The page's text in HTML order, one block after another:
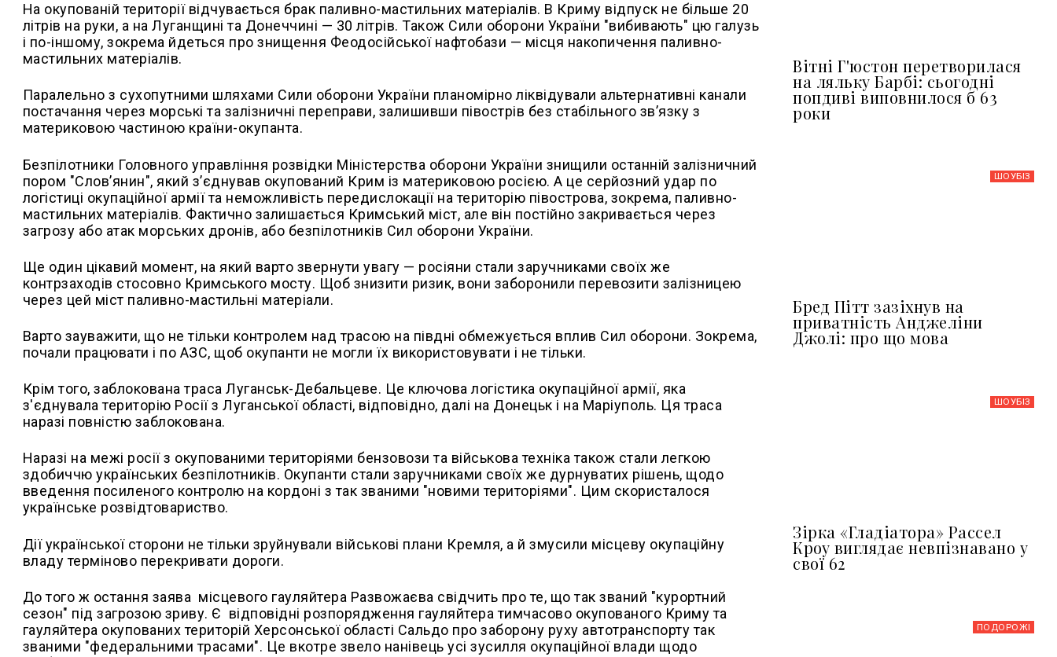
На окупованій території відчувається брак паливно-мастильних матеріалів. В Криму відпуск не більше 20
літрів на руки, а на Луганщині та Донеччині — 30 літрів. Також Сили оборони України "вибивають" цю галузь
і по-іншому, зокрема йдеться про знищення Феодосійської нафтобази — місця накопичення паливно-
мастильних матеріалів.
Паралельно з сухопутними шляхами Сили оборони України планомірно ліквідували альтернативні канали
постачання через морські та залізничні переправи, залишивши півострів без стабільного зв’язку з
материковою частиною країни-окупанта.
Безпілотники Головного управління розвідки Міністерства оборони України знищили останній залізничний
пором "Слов’янин", який з’єднував окупований Крим із материковою росією. А це серйозний удар по
логістиці окупаційної армії та неможливість передислокації на територію півострова, зокрема, паливно-
мастильних матеріалів. Фактично залишається Кримський міст, але він постійно закривається через
загрозу або атак морських дронів, або безпілотників Сил оборони України.
Ще один цікавий момент, на який варто звернути увагу — росіяни стали заручниками своїх же
контрзаходів стосовно Кримського мосту. Щоб знизити ризик, вони заборонили перевозити залізницею
через цей міст паливно-мастильні матеріали.
Варто зауважити, що не тільки контролем над трасою на півдні обмежується вплив Сил оборони. Зокрема,
почали працювати і по АЗС, щоб окупанти не могли їх використовувати і не тільки.
Крім того, заблокована траса Луганськ-Дебальцеве. Це ключова логістика окупаційної армії, яка
з'єднувала територію Росії з Луганської області, відповідно, далі на Донецьк і на Маріуполь. Ця траса
наразі повністю заблокована.
Наразі на межі росії з окупованими територіями бензовози та військова техніка також стали легкою
здобиччю українських безпілотників. Окупанти стали заручниками своїх же дурнуватих рішень, щодо
введення посиленого контролю на кордоні з так званими "новими територіями". Цим скористалося
українське розвідтовариство.
Дії української сторони не тільки зруйнували військові плани Кремля, а й змусили місцеву окупаційну
владу терміново перекривати дороги.
До того ж остання заява місцевого гауляйтера Развожаєва свідчить про те, що так званий "курортний
сезон" під загрозою зриву. Є відповідні розпорядження гауляйтера тимчасово окупованого Криму та
гауляйтера окупованих територій Херсонської області Сальдо про заборону руху автотранспорту так
званими "федеральними трасами". Це вкотре звело нанівець усі зусилля окупаційної влади щодо
Вітні Г'юстон перетворилася
на ляльку Барбі: сьогодні
попдиві виповнилося б 63
роки
ШОУБIЗ
Бред Пітт зазіхнув на
приватність Анджеліни
Джолі: про що мова
ШОУБIЗ
Зірка «Гладіатора» Рассел
Кроу виглядає невпізнавано у
свої 62
ПОДОРОЖІ